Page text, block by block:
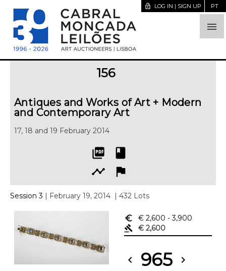

lock_open LOG IN | SIGN UP PT
156
Antiques and Works of Art + Modern
and Contemporary Art
17, 18 and 19 February 2014
picture_as_pdf
book
timeline
flag
Session 3 | February 19, 2014 | 432 Lots
euro_symbol € 2,600 - 3,900
gavel
€ 2,600
chevron_left 965 chevron_right